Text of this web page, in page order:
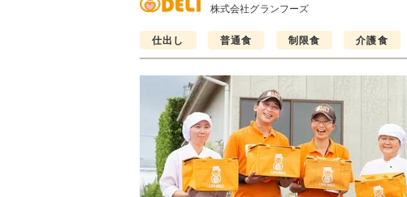
株式会社グランフーズ
仕出し 普通食 制限食 介護食